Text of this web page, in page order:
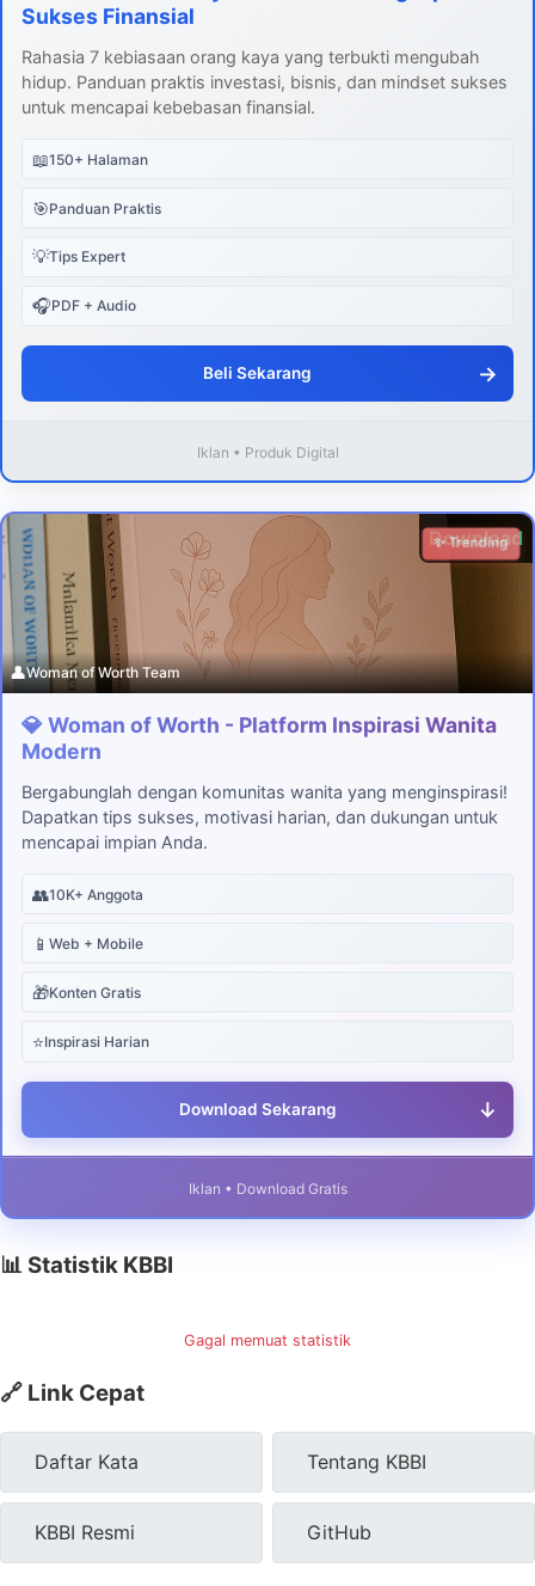
Sukses Finansial
Rahasia 7 kebiasaan orang kaya yang terbukti mengubah
hidup. Panduan praktis investasi, bisnis, dan mindset sukses
untuk mencapai kebebasan finansial.
📖150+ Halaman
🎯Panduan Praktis
💡Tips Expert
🎧PDF + Audio
Beli Sekarang →
Iklan • Produk Digital
Download
✨ Trending
👤Woman of Worth Team
💎 Woman of Worth - Platform Inspirasi Wanita
Modern
Bergabunglah dengan komunitas wanita yang menginspirasi!
Dapatkan tips sukses, motivasi harian, dan dukungan untuk
mencapai impian Anda.
👥10K+ Anggota
📱 Web + Mobile
🎁Konten Gratis
⭐Inspirasi Harian
Download Sekarang ↓
Iklan • Download Gratis
📊 Statistik KBBI
Gagal memuat statistik
🔗 Link Cepat
Daftar Kata Tentang KBBI
KBBI Resmi GitHub